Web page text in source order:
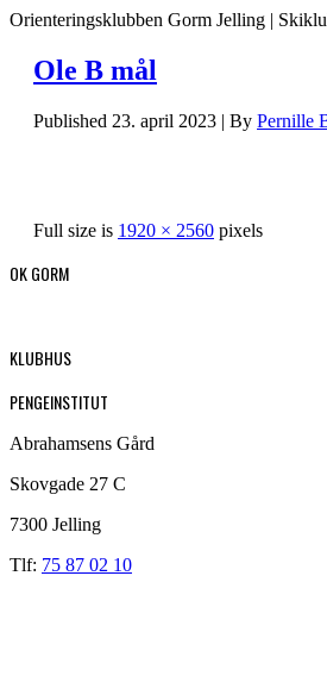
Orienteringsklubben Gorm Jelling |
Ole B mål
Published 23. april 2023 | By Pernille
Full size is 1920 × 2560 pixels
OK GORM
KLUBHUS
PENGEINSTITUT
Abrahamsens Gård
Skovgade 27 C
7300 Jelling
Tlf: 75 87 02 10